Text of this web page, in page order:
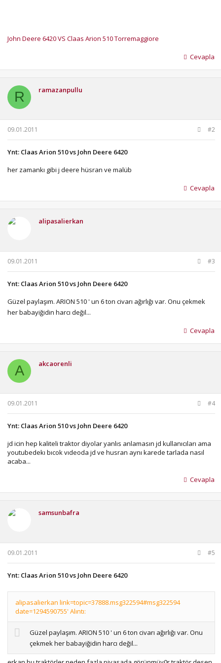
John Deere 6420 VS Claas Arion 510 Torremaggiore
Cevapla
R ramazanpullu
09.01.2011 #2
Ynt: Claas Arion 510 vs John Deere 6420
her zamankı gibi j deere hüsran ve malüb
Cevapla
alipasalierkan
09.01.2011 #3
Ynt: Claas Arion 510 vs John Deere 6420
Güzel paylaşım. ARION 510 ' un 6 ton civarı ağırlığı var. Onu çekmek
her babayiğidin harcı değil...
Cevapla
A akcaorenli
09.01.2011 #4
Ynt: Claas Arion 510 vs John Deere 6420
jd icin hep kaliteli traktor diyolar yanlıs anlamasın jd kullanıcıları ama
youtubedekı bıcok vıdeoda jd ve husran aynı karede tarlada nasıl
acaba...
Cevapla
samsunbafra
09.01.2011 #5
Ynt: Claas Arion 510 vs John Deere 6420
alipasalierkan link=topic=37888.msg322594#msg322594
date=1294590755' Alıntı:
Güzel paylaşım. ARION 510 ' un 6 ton civarı ağırlığı var. Onu
çekmek her babayiğidin harcı değil...